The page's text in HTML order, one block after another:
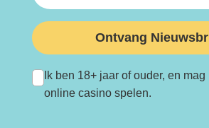
Ik ben 18+ jaar of ouder, en
online casino spelen.
Ontvang